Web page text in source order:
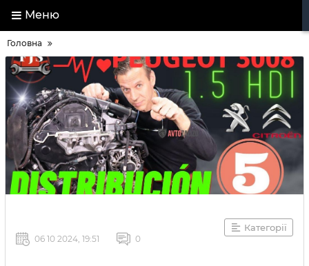
Меню
Головна
Категорії
06 10 2024, 19:51 0